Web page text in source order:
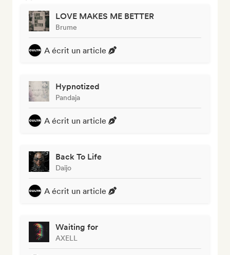
LOVE MAKES ME BETTER
Brume
A écrit un article
Hypnotized
Pandaja
A écrit un article
Back To Life
Daijo
A écrit un article
Waiting for
AXELL